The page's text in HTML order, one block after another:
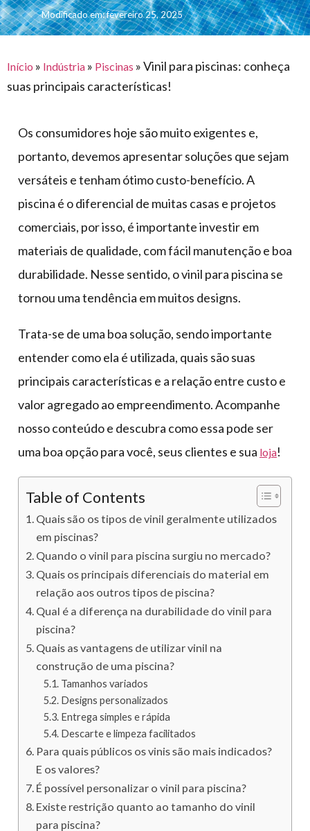
premiações
para
o
feira
offshore
civil
piscinas
automotivo
móveis,
calçados,
epi's
e
e logística
armazenagem
lonas
vida
caminhoneiro
Modificado em: fevereiro 25, 2025
Início » Indústria » Piscinas »Vinil para piscinas: conheça
suas principais características!
Os consumidores hoje são muito exigentes e,
portanto, devemos apresentar soluções que sejam
versáteis e tenham ótimo custo-benefício. A
piscina é o diferencial de muitas casas e projetos
comerciais, por isso, é importante investir em
materiais de qualidade, com fácil manutenção e boa
durabilidade. Nesse sentido, o vinil para piscina se
tornou uma tendência em muitos designs.
Trata-se de uma boa solução, sendo importante
entender como ela é utilizada, quais são suas
principais características e a relação entre custo e
valor agregado ao empreendimento. Acompanhe
nosso conteúdo e descubra como essa pode ser
uma boa opção para você, seus clientes e sua loja!
Table of Contents
Quais são os tipos de vinil geralmente utilizados
em piscinas?
Quando o vinil para piscina surgiu no mercado?
Quais os principais diferenciais do material em
relação aos outros tipos de piscina?
Qual é a diferença na durabilidade do vinil para
piscina?
Quais as vantagens de utilizar vinil na
construção de uma piscina?
Tamanhos variados
Designs personalizados
Entrega simples e rápida
Descarte e limpeza facilitados
Para quais públicos os vinis são mais indicados?
E os valores?
É possível personalizar o vinil para piscina?
Existe restrição quanto ao tamanho do vinil
para piscina?